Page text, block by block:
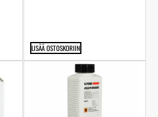
LISÄÄ OSTOSKORIIN